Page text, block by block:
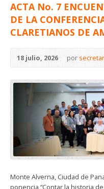
ACTA No. 7
DE LA
CLARETIANOS DE
18 julio, 2026 por
Monte Alverna, Ciudad de